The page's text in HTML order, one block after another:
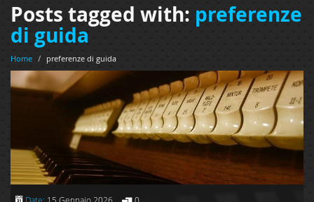
Posts tagged with: preferenze
di guida
Home / preferenze di guida